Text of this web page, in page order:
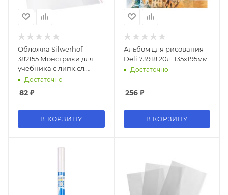
Обложка Silwerhof
382155 Монстрики для
учебника с липк.сл.
(набор 5шт) ПП 70мкм
280х450мм
Достаточно
82 ₽
В КОРЗИНУ
Альбом для рисования
Deli 73918 20л. 135х195мм
Достаточно
256₽
В КОРЗИНУ